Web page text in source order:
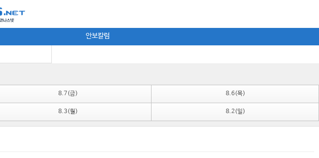
안보칼럼
8.7(금) 8.6(목)
8.3(월) 8.2(일)